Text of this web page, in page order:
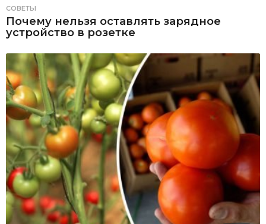
СОВЕТЫ
Почему нельзя оставлять зарядное
устройство в розетке